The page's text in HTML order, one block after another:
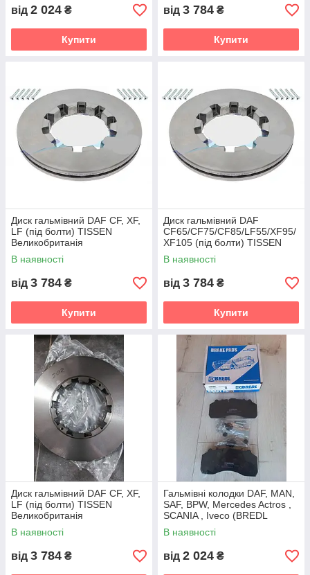
від 2 024 ₴
Купити
від 3 784 ₴
Купити
Диск гальмівний DAF CF, XF,
LF (під болти) TISSEN
Великобританія
В наявності
від 3 784 ₴
Купити
Диск гальмівний DAF
CF65/CF75/CF85/LF55/XF95/
XF105 (під болти) TISSEN
Великобританія
В наявності
від 3 784 ₴
Купити
Диск гальмівний DAF CF, XF,
LF (під болти) TISSEN
Великобританія
В наявності
від 3 784 ₴
Гальмівні колодки DAF, MAN,
SAF, BPW, Mercedes Actros ,
SCANIA , Iveco (BREDL
Європа) 29108, 29061, 29087
В наявності
від 2 024 ₴